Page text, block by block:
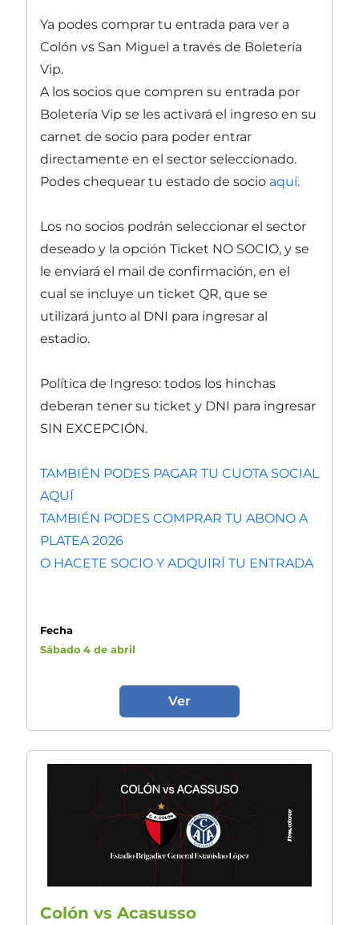
Ya podes comprar tu entrada para ver a
Colón vs San Miguel a través de Boletería
Vip.
A los socios que compren su entrada por
Boletería Vip se les activará el ingreso en su
carnet de socio para poder entrar
directamente en el sector seleccionado.
Podes chequear tu estado de socio aquí.
Los no socios podrán seleccionar el sector
deseado y la opción Ticket NO SOCIO, y se
le enviará el mail de confirmación, en el
cual se incluye un ticket QR, que se
utilizará junto al DNI para ingresar al
estadio.
Política de Ingreso: todos los hinchas
deberan tener su ticket y DNI para ingresar
SIN EXCEPCIÓN.
TAMBIÉN PODES PAGAR TU CUOTA SOCIAL
AQUÍ
TAMBIÉN PODES COMPRAR TU ABONO A
PLATEA 2026
O HACETE SOCIO Y ADQUIRÍ TU ENTRADA
Fecha
Sábado 4 de abril
Ver
Colón vs Acasusso